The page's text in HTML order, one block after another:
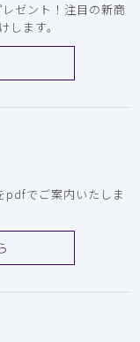
ゼント！注目の新商
します。
pdfでご案内いたしま